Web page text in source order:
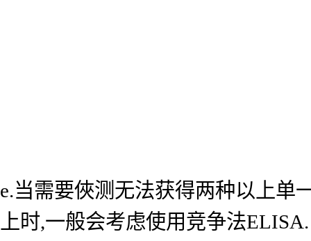
e.当需要俠测无法获得两种以上单
上时,一般会考虑使用竞争法ELISA.